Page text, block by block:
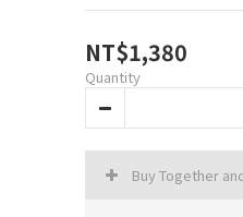
NT$1,380
Quantity
Buy Together